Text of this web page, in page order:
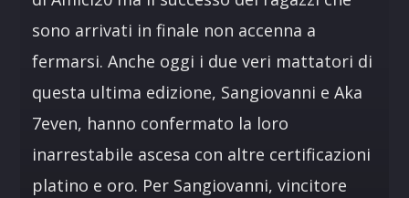
sono arrivati in finale non accenna a
fermarsi. Anche oggi i due veri mattatori di
questa ultima edizione, Sangiovanni e Aka
7even, hanno confermato la loro
inarrestabile ascesa con altre certificazioni
platino e oro. Per Sangiovanni, vincitore